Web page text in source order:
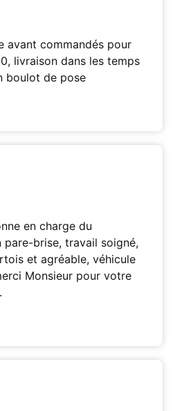
avant commandés pour
livraison dans les temps
boulot de pose
en charge du
pare-brise, travail soigné,
et agréable, véhicule
Monsieur pour votre